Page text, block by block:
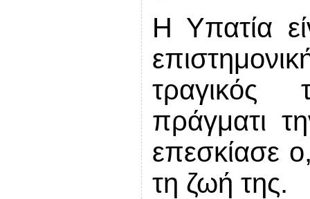
Η Υπατία
τραγικός
πράγματι
επεσκίασε
τη ζωή της.